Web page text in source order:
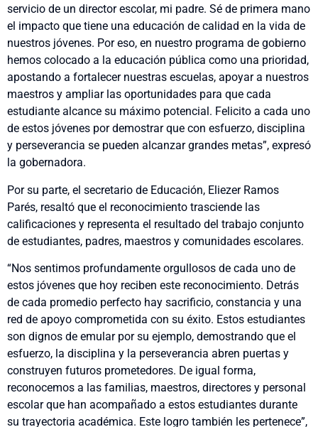
servicio de un director escolar, mi padre. Sé de primera mano
el impacto que tiene una educación de calidad en la vida de
nuestros jóvenes. Por eso, en nuestro programa de gobierno
hemos colocado a la educación pública como una prioridad,
apostando a fortalecer nuestras escuelas, apoyar a nuestros
maestros y ampliar las oportunidades para que cada
estudiante alcance su máximo potencial. Felicito a cada uno
de estos jóvenes por demostrar que con esfuerzo, disciplina
y perseverancia se pueden alcanzar grandes metas”, expresó
la gobernadora.
Por su parte, el secretario de Educación, Eliezer Ramos
Parés, resaltó que el reconocimiento trasciende las
calificaciones y representa el resultado del trabajo conjunto
de estudiantes, padres, maestros y comunidades escolares.
“Nos sentimos profundamente orgullosos de cada uno de
estos jóvenes que hoy reciben este reconocimiento. Detrás
de cada promedio perfecto hay sacrificio, constancia y una
red de apoyo comprometida con su éxito. Estos estudiantes
son dignos de emular por su ejemplo, demostrando que el
esfuerzo, la disciplina y la perseverancia abren puertas y
construyen futuros prometedores. De igual forma,
reconocemos a las familias, maestros, directores y personal
escolar que han acompañado a estos estudiantes durante
su trayectoria académica. Este logro también les pertenece”,